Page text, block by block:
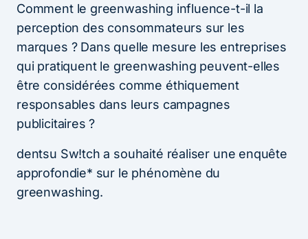
Comment le greenwashing influence-t-il la
perception des consommateurs sur les
marques ? Dans quelle mesure les entreprises
qui pratiquent le greenwashing peuvent-elles
être considérées comme éthiquement
responsables dans leurs campagnes
publicitaires ?
dentsu Sw!tch a souhaité réaliser une enquête
approfondie* sur le phénomène du
greenwashing.